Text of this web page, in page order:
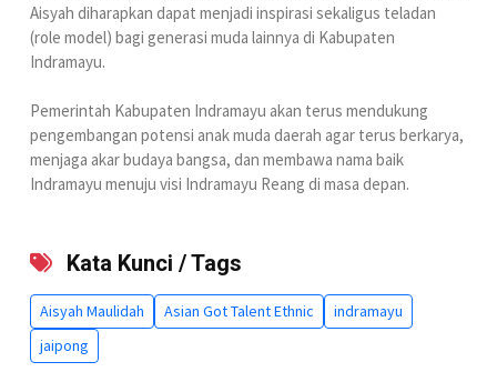
Aisyah diharapkan dapat menjadi inspirasi sekaligus teladan
(role model) bagi generasi muda lainnya di Kabupaten
Indramayu.
Pemerintah Kabupaten Indramayu akan terus mendukung
pengembangan potensi anak muda daerah agar terus berkarya,
menjaga akar budaya bangsa, dan membawa nama baik
Indramayu menuju visi Indramayu Reang di masa depan.
Kata Kunci / Tags
Aisyah Maulidah Asian Got Talent Ethnic
indramayu
jaipong